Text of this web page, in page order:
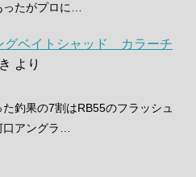
ったがプロに…
グベイトシャッド カラーチ
より
釣果の7割はRB55のフラッシュ
アングラ…